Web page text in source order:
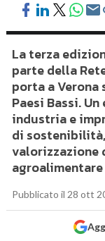
La terza
parte della
porta a
Paesi Bassi.
industria e
di
valorizzazione
Pubblicato il 28 ott